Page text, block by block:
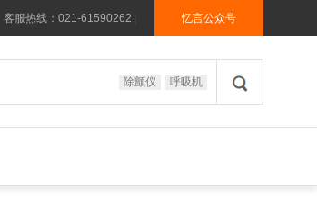
客服热线：021-61590262 忆言公众号
除颤仪 呼吸机